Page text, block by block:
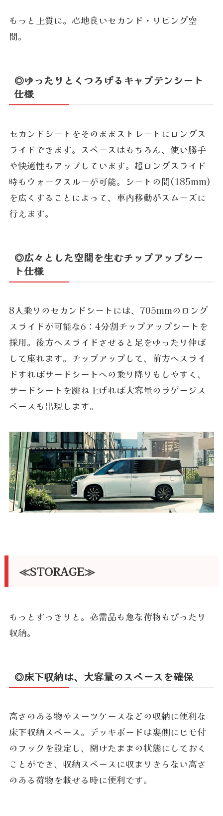
もっと上質に。心地良いセカンド・リビング空
間。
◎ゆったりとくつろげるキャプテンシート
仕様
セカンドシートをそのままストレートにロングス
ライドできます。スペースはもちろん、使い勝手
や快適性もアップしています。超ロングスライド
時もウォークスルーが可能。シートの間(185mm)
を広くすることによって、車内移動がスムーズに
行えます。
◎広々とした空間を生むチップアップシー
ト仕様
8人乗りのセカンドシートには、705mmのロング
スライドが可能な6：4分割チップアップシートを
採用。後方へスライドさせると足をゆったり伸ば
して座れます。チップアップして、前方へスライ
ドすればサードシートへの乗り降りもしやすく、
サードシートを跳ね上げれば大容量のラゲージス
ペースも出現します。
≪STORAGE≫
もっとすっきりと。必需品も急な荷物もぴったり
収納。
◎床下収納は、大容量のスペースを確保
高さのある物やスーツケースなどの収納に便利な
床下収納スペース。デッキボードは裏側にヒモ付
のフックを設定し、開けたままの状態にしておく
ことができ、収納スペースに収まりきらない高さ
のある荷物を載せる時に便利です。